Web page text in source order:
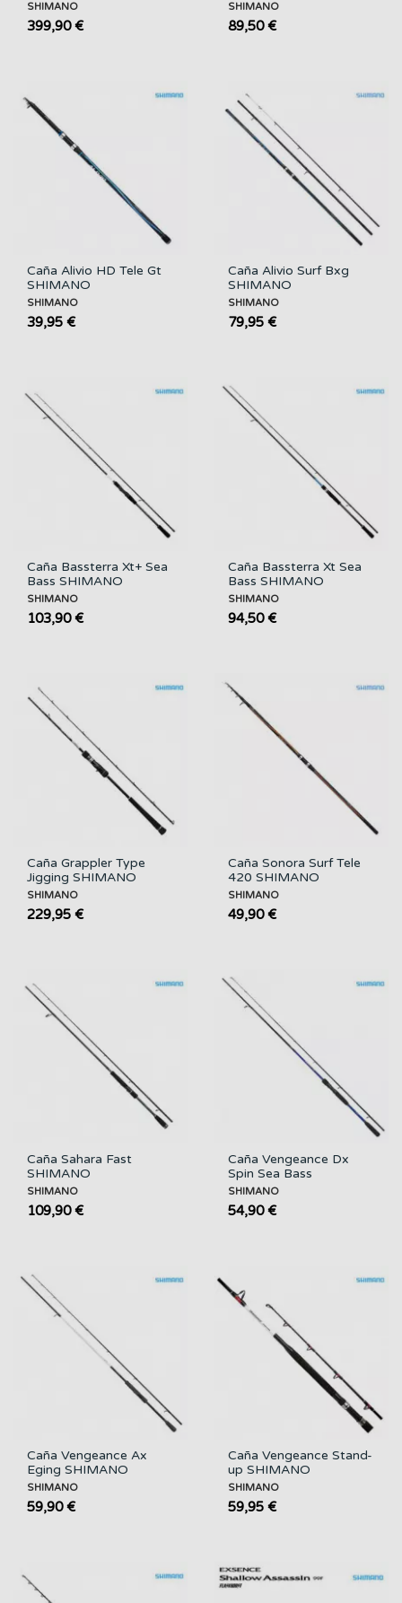
SHIMANO
399,90 €
SHIMANO
89,50 €
Caña Alivio HD Tele Gt
SHIMANO
SHIMANO
39,95 €
Caña Alivio Surf Bxg
SHIMANO
SHIMANO
79,95 €
Caña Bassterra Xt+ Sea
Bass SHIMANO
SHIMANO
103,90 €
Caña Bassterra Xt Sea
Bass SHIMANO
SHIMANO
94,50 €
Caña Grappler Type
Jigging SHIMANO
SHIMANO
229,95 €
Caña Sonora Surf Tele
420 SHIMANO
SHIMANO
49,90 €
Caña Sahara Fast
SHIMANO
SHIMANO
109,90 €
Caña Vengeance Dx
Spin Sea Bass
SHIMANO
SHIMANO
54,90 €
Caña Vengeance Ax
Eging SHIMANO
SHIMANO
59,90 €
Caña Vengeance Stand-
up SHIMANO
SHIMANO
59,95 €